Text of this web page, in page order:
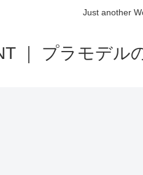
Just another
｜ プラモデル